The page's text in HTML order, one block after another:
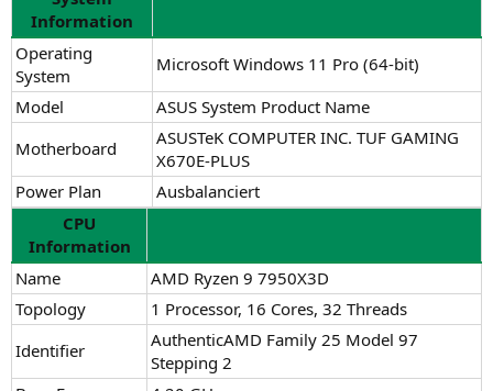
Machine Translation (SP)
Machine Translation (HP)
100%
2893
49.8 IPS
Machine Translation (Q)
60%
25.9 IPS
Information
Operating
System
Microsoft Windows 11 Pro (64-bit)
Model
ASUS System Product Name
Motherboard
ASUSTeK COMPUTER INC. TUF GAMING
X670E-PLUS
Power Plan
Ausbalanciert
CPU
Information
Name
AMD Ryzen 9 7950X3D
Topology
1 Processor, 16 Cores, 32 Threads
Identifier
AuthenticAMD Family 25 Model 97
Stepping 2